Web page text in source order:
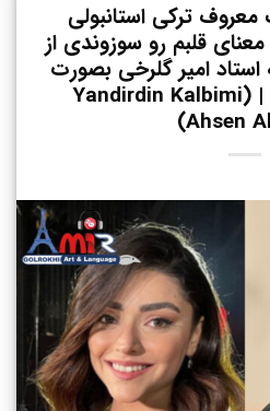
ترکی استانبولی
معنای قلبم رو سوزوندی از
استاد امیر گلرخی بصورت
ویدیویی و رایگان | (Yandirdin Kalbimi
(Ahsen